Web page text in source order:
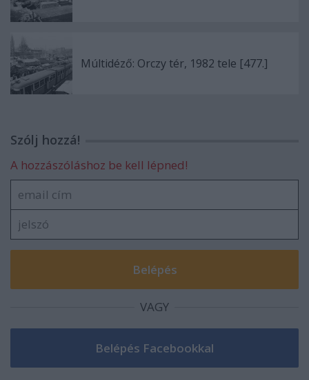
Múltidéző: Orczy tér, 1982 tele [477.]
Szólj hozzá!
A hozzászóláshoz be kell lépned!
VAGY